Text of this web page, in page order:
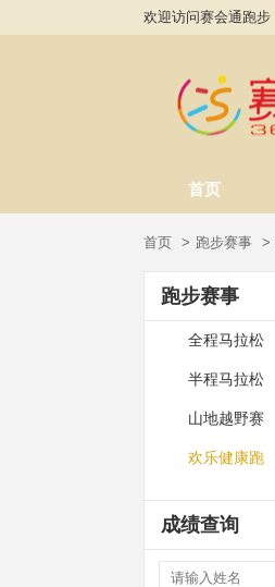
欢迎访问赛会通跑步
首页
首页 跑步赛事
跑步赛事
全程马拉松
半程马拉松
山地越野赛
欢乐健康跑
成绩查询